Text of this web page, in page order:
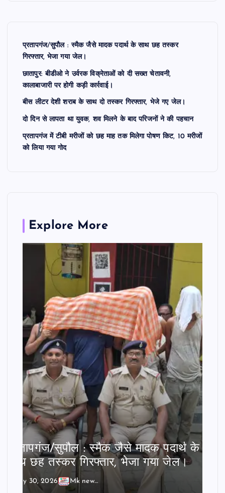
प्रतापगंज/सुपौल : स्मैक जैसे मादक पदार्थ के साथ छह तस्कर
गिरफ्तार, भेजा गया जेल।
छातापुर: बीडीओ ने उर्वरक विक्रेताओं को दी सख्त चेतावनी,
कालाबाजारी पर होगी कड़ी कार्रवाई।
बीस लीटर देशी शराब के साथ दो तस्कर गिरफ्तार, भेजे गए जेल।
दो दिन से लापता था युवक, शव मिलने के बाद परिजनों ने की पहचान
प्रतापगंज में टीबी मरीजों को छह माह तक मिलेगा पोषण किट, 10 मरीजों
को लिया गया गोद
Explore More
प्रतापगंज/सुपौल : स्मैक जैसे मादक पदार्थ के
साथ छह तस्कर गिरफ्तार, भेजा गया जेल।
July 30, 2026 Mk news India